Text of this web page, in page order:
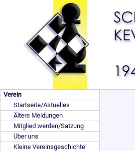
Verein
Startseite/Aktuelles
Ältere Meldungen
Mitglied werden/Satzung
Über uns
Kleine Vereinsgeschichte